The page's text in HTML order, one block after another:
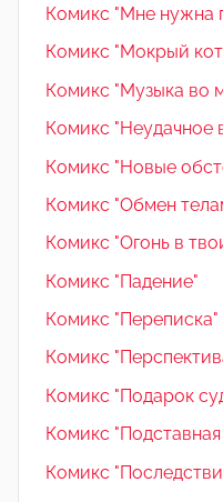
Комикс "Мне нужна
Комикс "Мокрый
Комикс "Музыка во
Комикс "Неудачное
Комикс "Новые
Комикс "Обмен
Комикс "Огонь в
Комикс "Падение"
Комикс "Переписка"
Комикс
Комикс "Подарок
Комикс
Комикс